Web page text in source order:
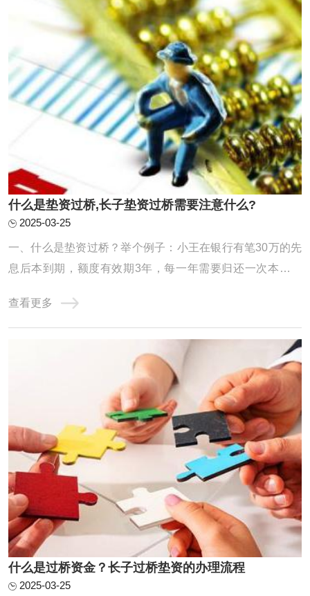
什么是垫资过桥,长子垫资过桥需要注意什么?
2025-03-25
一、什么是垫资过桥？举个例子：小王在银行有笔30万的先
息后本到期，额度有效期3年，每一年需要归还一次本金，
了20万，把30万还掉，第二天又从银行提款出来，还掉垫资
公司的20万，给了垫资公司1万的费用。小王从垫资公司短
期拆借一笔的行为就叫做垫资过桥，当然这只是 ...
查看更多
什么是过桥资金？长子过桥垫资的办理流程
2025-03-25